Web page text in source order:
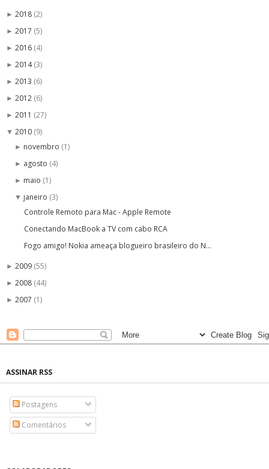
► 2018 (2)
► 2017 (5)
► 2016 (4)
► 2014(3)
► 2013 (6)
► 2012 (6)
► 2011 (27)
▼ 2010 (9)
► novembro (1)
► agosto (4)
► maio (1)
▼ janeiro (3)
Controle Remoto para Mac - Apple Remote
Conectando MacBook a TV com cabo RCA
Fogo amigo! Nokia ameaça blogueiro brasileiro do N...
► 2009 (55)
► 2008 (44)
► 2007 (1)
ASSINAR RSS
Postagens
Comentários